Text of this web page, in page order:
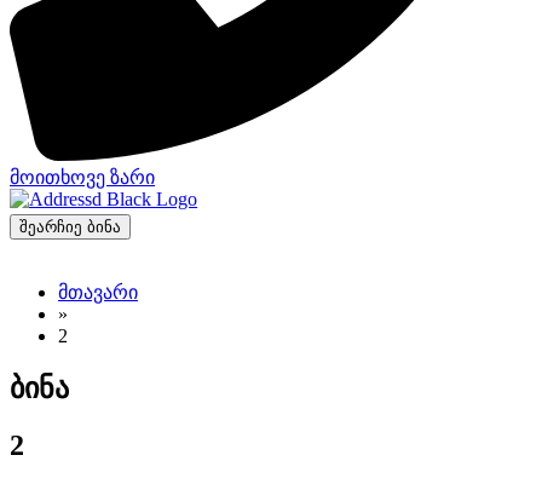
მოითხოვე ზარი
შეარჩიე ბინა
მთავარი
»
2
ბინა
2